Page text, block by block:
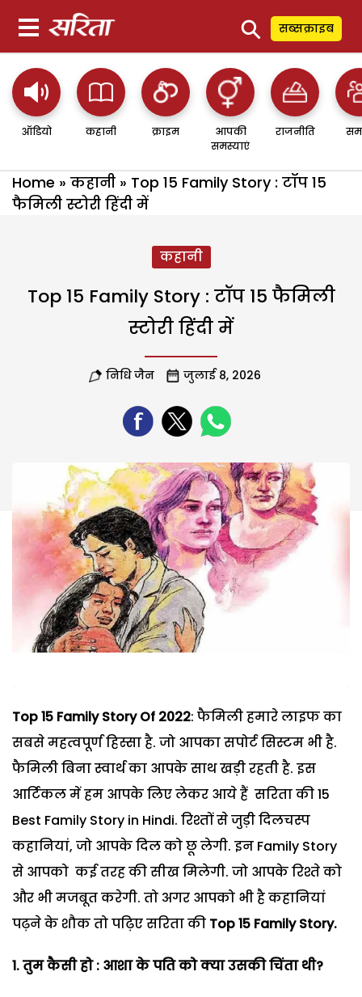
⚲ सब्सक्राइब
ऑडियो कहानी क्राइम
आपकी
समस्याएं
राजनीति
Home » कहानी » Top 15 Family Story : टॉप 15
फैमिली स्टोरी हिंदी में
कहानी
Top 15 Family Story : टॉप 15 फैमिली
स्टोरी हिंदी में
निधि जैन जुलाई 8, 2026
Top 15 Family Story Of 2022: फैमिली हमारे लाइफ का
सबसे महत्वपूर्ण हिस्सा है. जो आपका सपोर्ट सिस्टम भी है.
फैमिली बिना स्वार्थ का आपके साथ खड़ी रहती है. इस
आर्टिकल में हम आपके लिए लेकर आये हैं सरिता की 15
Best Family Story in Hindi. रिश्तों से जुड़ी दिलचस्प
कहानियां, जो आपके दिल को छू लेगी. इन Family Story
से आपको कई तरह की सीख मिलेगी. जो आपके रिश्ते को
और भी मजबूत करेगी. तो अगर आपको भी है कहानियां
पढ़ने के शौक तो पढ़िए सरिता की Top 15 Family Story.
1. तुम कैसी हो : आशा के पति को क्या उसकी चिंता थी?